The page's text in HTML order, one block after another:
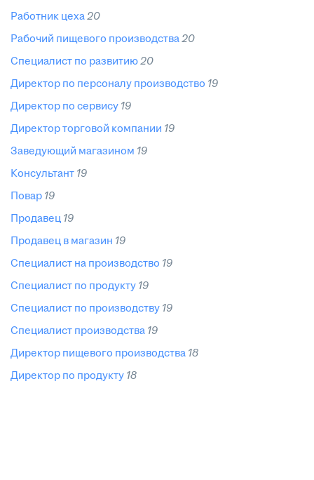
работник цеха 20
рабочий пищевого производства 20
специалист по развитию 20
директор по персоналу производство 19
директор по сервису 19
директор торговой компании 19
заведующий магазином 19
консультант 19
повар 19
продавец 19
продавец в магазин 19
специалист на производство 19
специалист по продукту 19
специалист по производству 19
специалист производства 19
директор пищевого производства 18
директор по продукту 18